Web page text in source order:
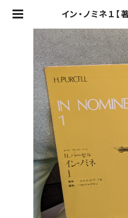
イン・ノミネ１
rds'